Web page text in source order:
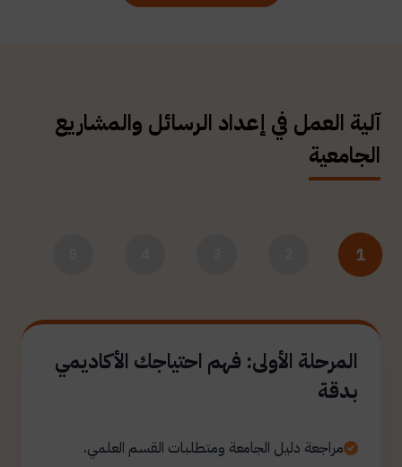
آلية العمل في إعداد الرسائل والمشاريع
الجامعية
1
المرحلة الأولى: فهم احتياجك الأكاديمي
بدقة
مراجعة دليل الجامعة ومتطلبات القسم العلمي.